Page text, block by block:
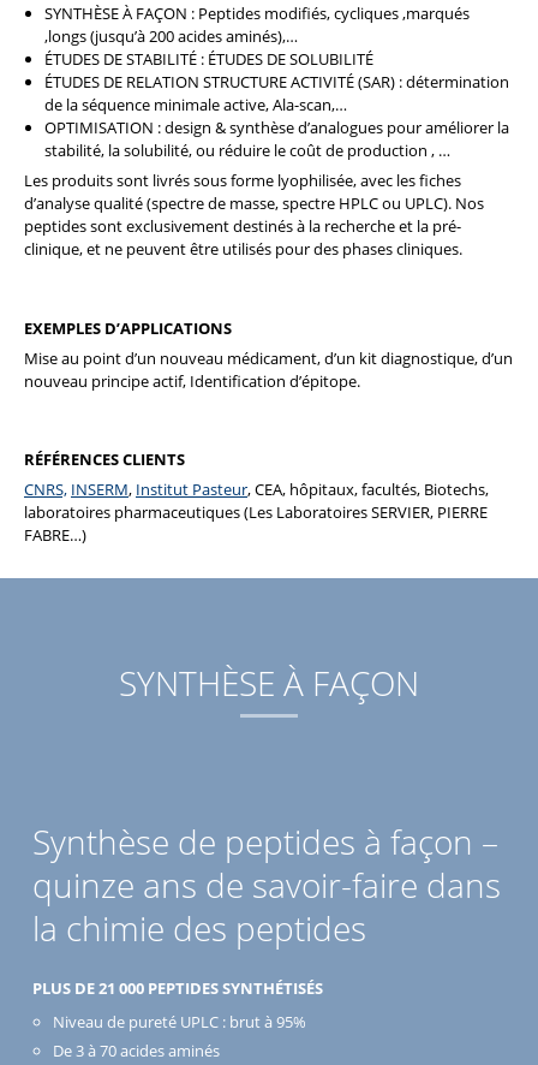
SYNTHÈSE À FAÇON : Peptides modifiés, cycliques ,marqués
,longs (jusqu’à 200 acides aminés),…
ÉTUDES DE STABILITÉ : ÉTUDES DE SOLUBILITÉ
ÉTUDES DE RELATION STRUCTURE ACTIVITÉ (SAR) : détermination
de la séquence minimale active, Ala-scan,…
OPTIMISATION : design & synthèse d’analogues pour améliorer la
stabilité, la solubilité, ou réduire le coût de production , …
Les produits sont livrés sous forme lyophilisée, avec les fiches
d’analyse qualité (spectre de masse, spectre HPLC ou UPLC). Nos
peptides sont exclusivement destinés à la recherche et la pré-
clinique, et ne peuvent être utilisés pour des phases cliniques.
EXEMPLES D’APPLICATIONS
Mise au point d’un nouveau médicament, d’un kit diagnostique, d’un
nouveau principe actif, Identification d’épitope.
RÉFÉRENCES CLIENTS
CNRS, INSERM, Institut Pasteur, CEA, hôpitaux, facultés, Biotechs,
laboratoires pharmaceutiques (Les Laboratoires SERVIER, PIERRE
FABRE…)
SYNTHÈSE À FAÇON
Synthèse de peptides à façon –
quinze ans de savoir-faire dans
la chimie des peptides
PLUS DE 21 000 PEPTIDES SYNTHÉTISÉS
Niveau de pureté UPLC : brut à 95%
De 3 à 70 acides aminés